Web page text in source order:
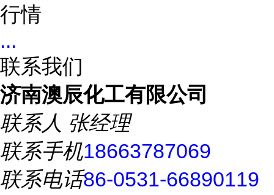
行情
...
联系我们
济南澳辰化工有限公司
联系人 张经理
联系手机18663787069
联系电话86-0531-66890119